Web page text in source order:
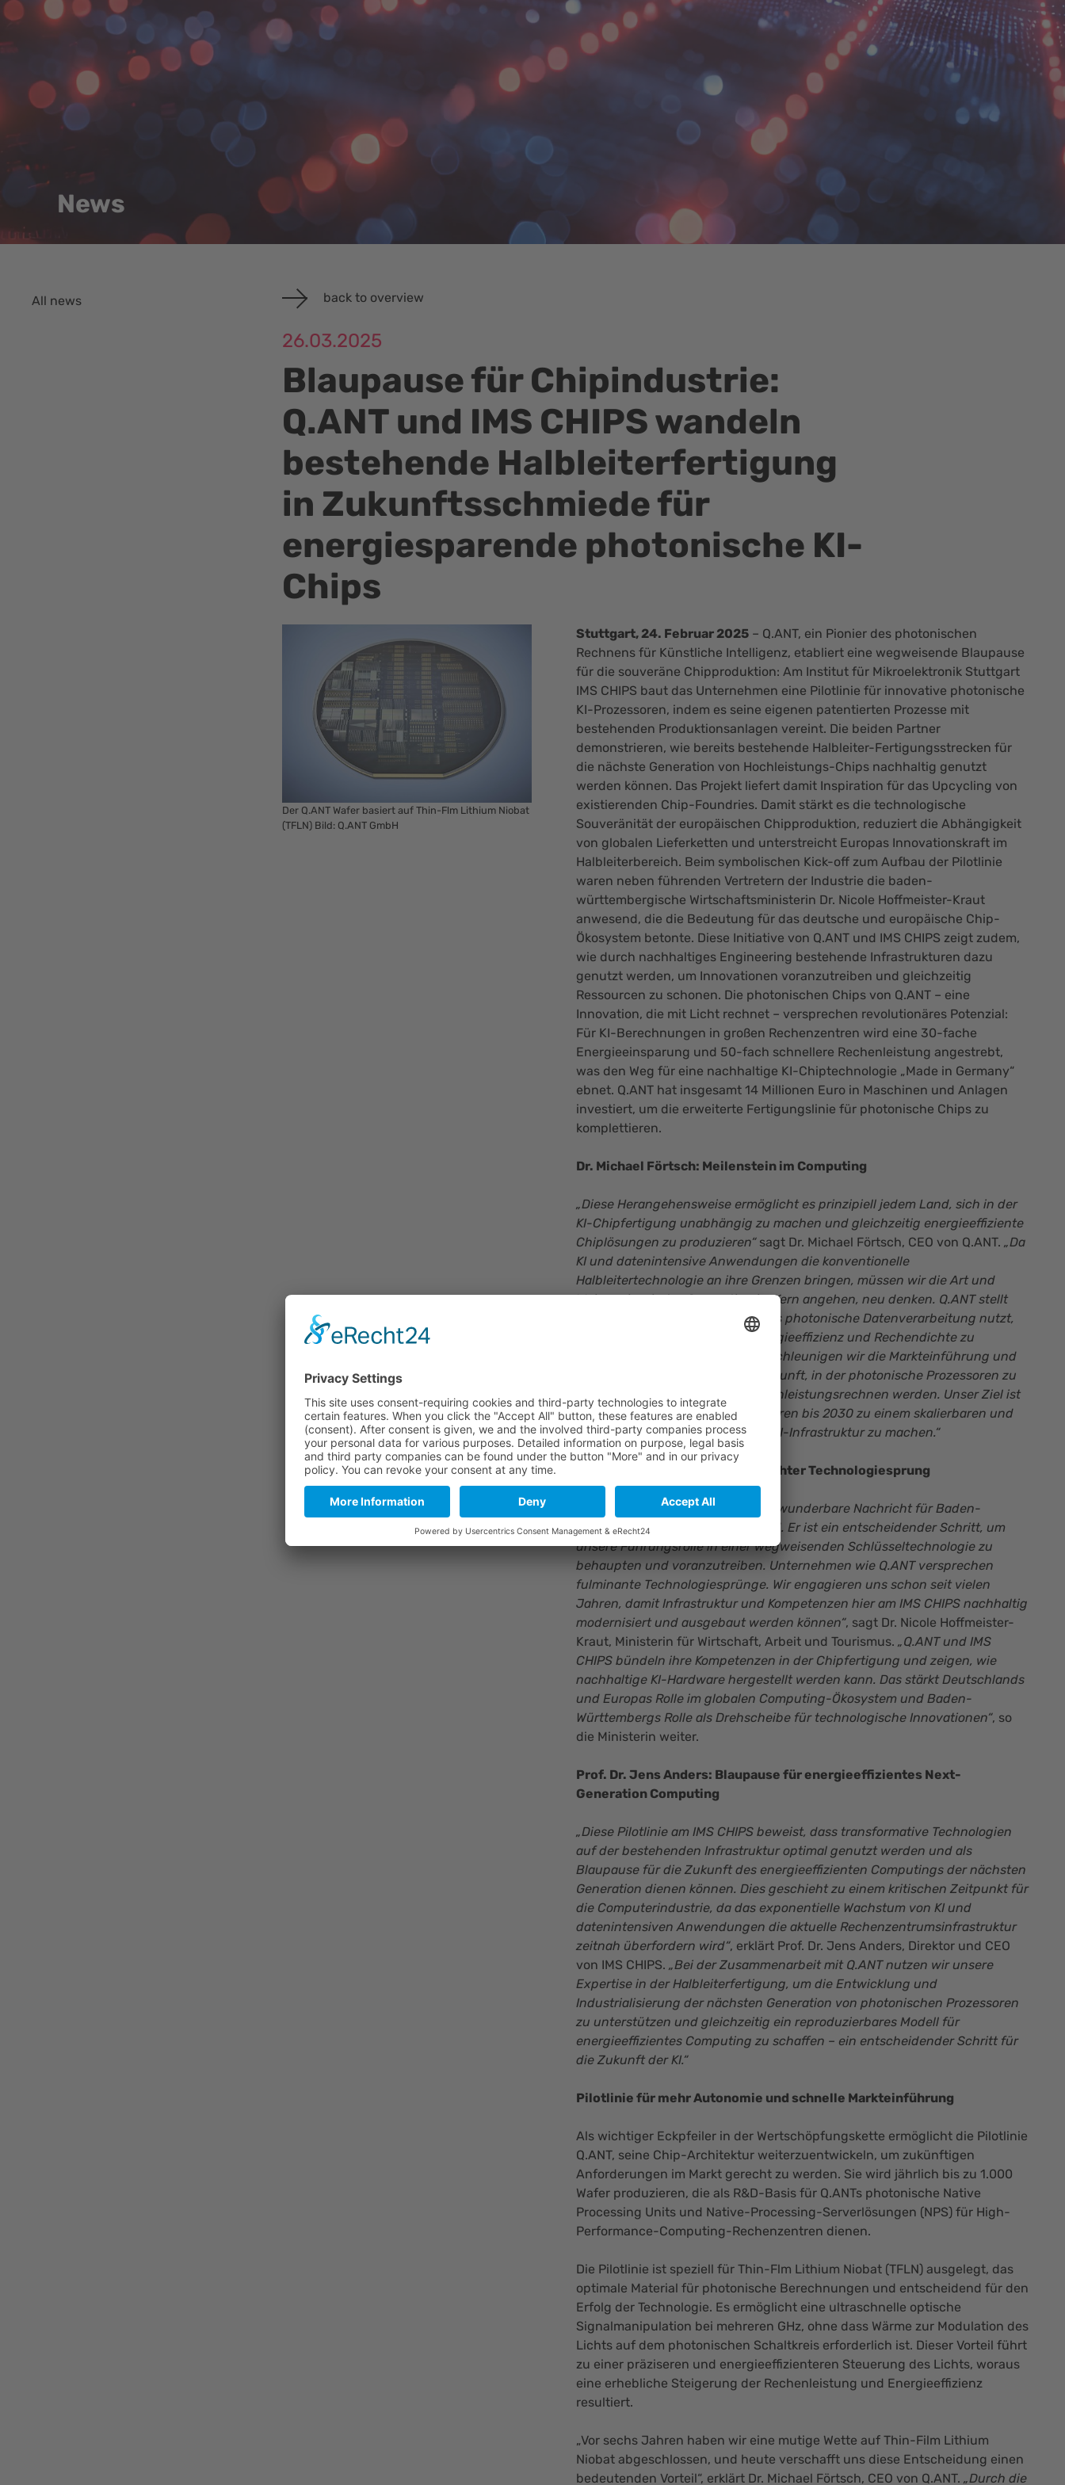
News
All news back to overview
26.03.2025
Blaupause für Chipindustrie:
Q.ANT und IMS CHIPS wandeln
bestehende Halbleiterfertigung
in Zukunftsschmiede für
energiesparende photonische KI-
Chips
Der Q.ANT Wafer basiert auf Thin-Flm Lithium Niobat
(TFLN) Bild: Q.ANT GmbH
Stuttgart, 24. Februar 2025 – Q.ANT, ein Pionier des photonischen
Rechnens für Künstliche Intelligenz, etabliert eine wegweisende Blaupause
für die souveräne Chipproduktion: Am Institut für Mikroelektronik Stuttgart
IMS CHIPS baut das Unternehmen eine Pilotlinie für innovative photonische
KI-Prozessoren, indem es seine eigenen patentierten Prozesse mit
bestehenden Produktionsanlagen vereint. Die beiden Partner
demonstrieren, wie bereits bestehende Halbleiter-Fertigungsstrecken für
die nächste Generation von Hochleistungs-Chips nachhaltig genutzt
werden können. Das Projekt liefert damit Inspiration für das Upcycling von
existierenden Chip-Foundries. Damit stärkt es die technologische
Souveränität der europäischen Chipproduktion, reduziert die Abhängigkeit
von globalen Lieferketten und unterstreicht Europas Innovationskraft im
Halbleiterbereich. Beim symbolischen Kick-off zum Aufbau der Pilotlinie
waren neben führenden Vertretern der Industrie die baden-
württembergische Wirtschaftsministerin Dr. Nicole Hoffmeister-Kraut
anwesend, die die Bedeutung für das deutsche und europäische Chip-
Ökosystem betonte. Diese Initiative von Q.ANT und IMS CHIPS zeigt zudem,
wie durch nachhaltiges Engineering bestehende Infrastrukturen dazu
genutzt werden, um Innovationen voranzutreiben und gleichzeitig
Ressourcen zu schonen. Die photonischen Chips von Q.ANT – eine
Innovation, die mit Licht rechnet – versprechen revolutionäres Potenzial:
Für KI-Berechnungen in großen Rechenzentren wird eine 30-fache
Energieeinsparung und 50-fach schnellere Rechenleistung angestrebt,
was den Weg für eine nachhaltige KI-Chiptechnologie „Made in Germany“
ebnet. Q.ANT hat insgesamt 14 Millionen Euro in Maschinen und Anlagen
investiert, um die erweiterte Fertigungslinie für photonische Chips zu
komplettieren.
Dr. Michael Förtsch: Meilenstein im Computing
„Diese Herangehensweise ermöglicht es prinzipiell jedem Land, sich in der
KI-Chipfertigung unabhängig zu machen und gleichzeitig energieeffiziente
Chiplösungen zu produzieren“sagt Dr. Michael Förtsch, CEO von Q.ANT.„Da
KI und datenintensive Anwendungen die konventionelle
Halbleitertechnologie an ihre Grenzen bringen, müssen wir die Art und
Weise, wie wir das Computing im Kern angehen, neu denken. Q.ANT stellt
den Status-quo in Frage, indem es photonische Datenverarbeitung nutzt,
um eine exponentiell höhere Energieeffizienz und Rechendichte zu
erreichen. Mit dieser Pilotlinie beschleunigen wir die Markteinführung und
legen den Grundstein für eine Zukunft, in der photonische Prozessoren zu
Standard-Co-Prozessoren im Hochleistungsrechnen werden. Unser Ziel ist
es, unsere photonischen Prozessoren bis 2030 zu einem skalierbaren und
energieeffizienten Eckpfeiler der KI-Infrastruktur zu machen.“
Dr. Nicole Hoffmeister-Kraut: Echter Technologiesprung
„Der Start dieser Pilotlinie ist eine wunderbare Nachricht für Baden-
Württemberg und für Deutschland. Er ist ein entscheidender Schritt, um
unsere Führungsrolle in einer wegweisenden Schlüsseltechnologie zu
behaupten und voranzutreiben. Unternehmen wie Q.ANT versprechen
fulminante Technologiesprünge. Wir engagieren uns schon seit vielen
Jahren, damit Infrastruktur und Kompetenzen hier am IMS CHIPS nachhaltig
modernisiert und ausgebaut werden können“, sagt Dr. Nicole Hoffmeister-
Kraut, Ministerin für Wirtschaft, Arbeit und Tourismus.„Q.ANT und IMS
CHIPS bündeln ihre Kompetenzen in der Chipfertigung und zeigen, wie
nachhaltige KI-Hardware hergestellt werden kann. Das stärkt Deutschlands
und Europas Rolle im globalen Computing-Ökosystem und Baden-
Württembergs Rolle als Drehscheibe für technologische Innovationen“, so
die Ministerin weiter.
Prof. Dr. Jens Anders: Blaupause für energieeffizientes Next-
Generation Computing
„Diese Pilotlinie am IMS CHIPS beweist, dass transformative Technologien
auf der bestehenden Infrastruktur optimal genutzt werden und als
Blaupause für die Zukunft des energieeffizienten Computings der nächsten
Generation dienen können. Dies geschieht zu einem kritischen Zeitpunkt für
die Computerindustrie, da das exponentielle Wachstum von KI und
datenintensiven Anwendungen die aktuelle Rechenzentrumsinfrastruktur
zeitnah überfordern wird“, erklärt Prof. Dr. Jens Anders, Direktor und CEO
von IMS CHIPS.„Bei der Zusammenarbeit mit Q.ANT nutzen wir unsere
Expertise in der Halbleiterfertigung, um die Entwicklung und
Industrialisierung der nächsten Generation von photonischen Prozessoren
zu unterstützen und gleichzeitig ein reproduzierbares Modell für
energieeffizientes Computing zu schaffen – ein entscheidender Schritt für
die Zukunft der KI.“
Pilotlinie für mehr Autonomie und schnelle Markteinführung
Als wichtiger Eckpfeiler in der Wertschöpfungskette ermöglicht die Pilotlinie
Q.ANT, seine Chip-Architektur weiterzuentwickeln, um zukünftigen
Anforderungen im Markt gerecht zu werden. Sie wird jährlich bis zu 1.000
Wafer produzieren, die als R&D-Basis für Q.ANTs photonische Native
Processing Units und Native-Processing-Serverlösungen (NPS) für High-
Performance-Computing-Rechenzentren dienen.
Die Pilotlinie ist speziell für Thin-Flm Lithium Niobat (TFLN) ausgelegt, das
optimale Material für photonische Berechnungen und entscheidend für den
Erfolg der Technologie. Es ermöglicht eine ultraschnelle optische
Signalmanipulation bei mehreren GHz, ohne dass Wärme zur Modulation des
Lichts auf dem photonischen Schaltkreis erforderlich ist. Dieser Vorteil führt
zu einer präziseren und energieeffizienteren Steuerung des Lichts, woraus
eine erhebliche Steigerung der Rechenleistung und Energieeffizienz
resultiert.
„Vor sechs Jahren haben wir eine mutige Wette auf Thin-Film Lithium
Niobat abgeschlossen, und heute verschafft uns diese Entscheidung einen
bedeutenden Vorteil“, erklärt Dr. Michael Förtsch, CEO von Q.ANT.„Durch die